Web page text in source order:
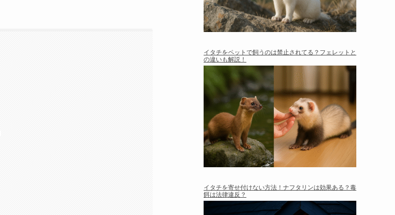
イタチをペットで飼うのは禁止されてる？フェレットと
の違いも解説！
イタチを寄せ付けない方法！ナフタリンは効果ある？毒
餌は法律違反？